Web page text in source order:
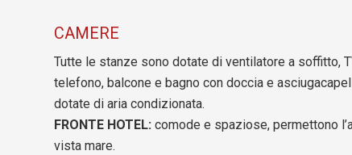
CAMERE
Tutte le stanze sono dotate di ventilatore a soffitto,
telefono, balcone e bagno con doccia e
dotate di aria condizionata.
FRONTE HOTEL: comode e spaziose, permettono
vista mare.